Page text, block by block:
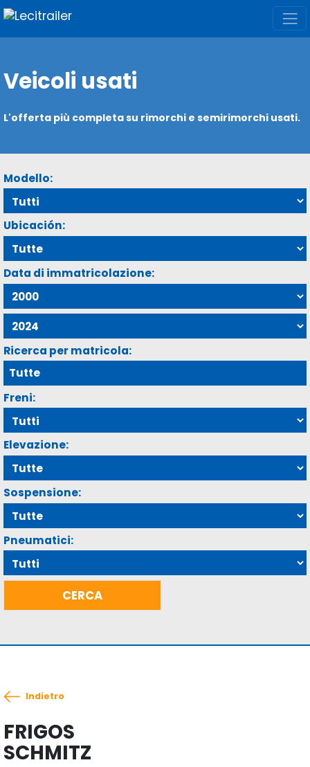
Veicoli usati
L'offerta più completa su rimorchi e semirimorchi usati.
Modello:
Ubicación:
Data di immatricolazione:
Ricerca per matricola:
Freni:
Elevazione:
Sospensione:
Pneumatici:
Indietro
FRIGOS
SCHMITZ